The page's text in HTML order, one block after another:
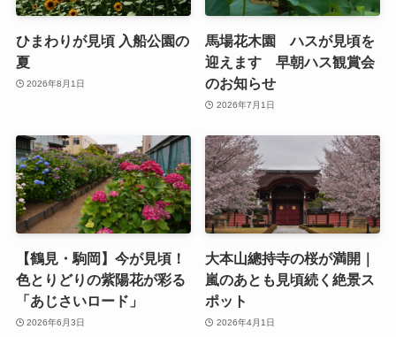
ひまわりが見頃 入船公園の
夏
2026年8月1日
馬場花木園 ハスが見頃を
迎えます 早朝ハス観賞会
のお知らせ
2026年7月1日
【鶴見・駒岡】今が見頃！
色とりどりの紫陽花が彩る
「あじさいロード」
2026年6月3日
大本山總持寺の桜が満開｜
嵐のあとも見頃続く絶景ス
ポット
2026年4月1日